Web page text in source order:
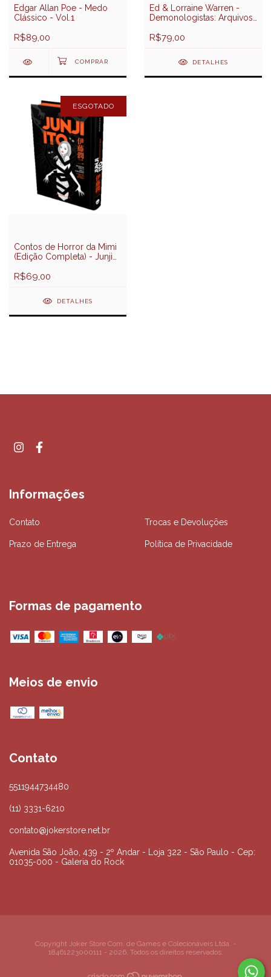
Edgar Allan Poe - Medo
Clássico - Vol.1
R$89,00
Ed & Lorraine Warren -
Demonologistas: Arquivos
Books
R$79,00
DETALHES
ESGOTADO
Contos de Horror da Mimi
(Edição Completa) - Junji
R$69,00
DETALHES
Informações
Contato Trocas e Devoluções
Prazo de Entrega Política de Privacidade
Formas de pagamento
Meios de envio
Contato
5511944734480
(11) 3331-6210
contato@jokerstore.net.br
Avenida São João, 439 - 2º Andar - Loja 322 - São Paulo - Cep:
01035-000 - Galeria do Rock
Copyright Joker Store Com. de Games e Colecionáveis Ltda. -
18461223000111 - 2026. Todos os direitos reservados.